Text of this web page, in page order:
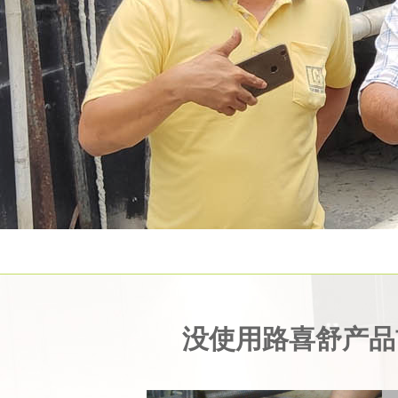
没使用路喜舒产